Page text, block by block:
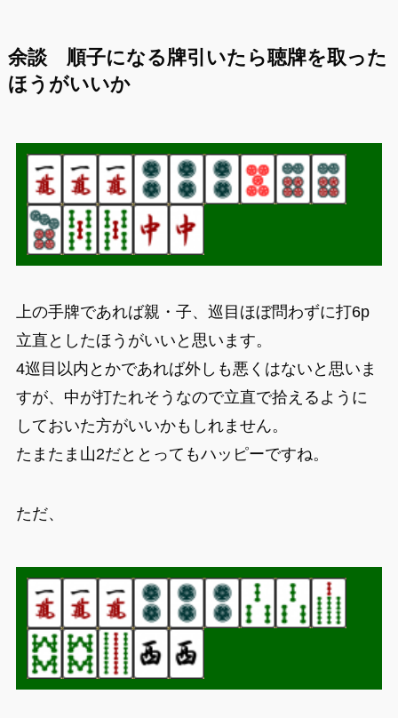
余談 順子になる牌引いたら聴牌を取った
ほうがいいか
上の手牌であれば親・子、巡目ほぼ問わずに打6p
立直としたほうがいいと思います。
4巡目以内とかであれば外しも悪くはないと思いま
すが、中が打たれそうなので立直で拾えるように
しておいた方がいいかもしれません。
たまたま山2だととってもハッピーですね。
ただ、